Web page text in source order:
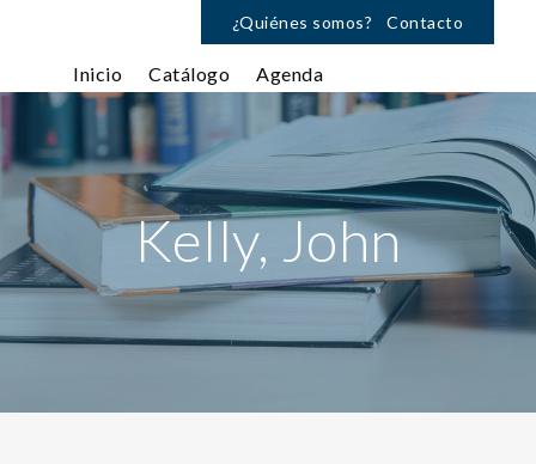
¿Quiénes somos? Contacto
Inicio Catálogo Agenda
Kelly, John